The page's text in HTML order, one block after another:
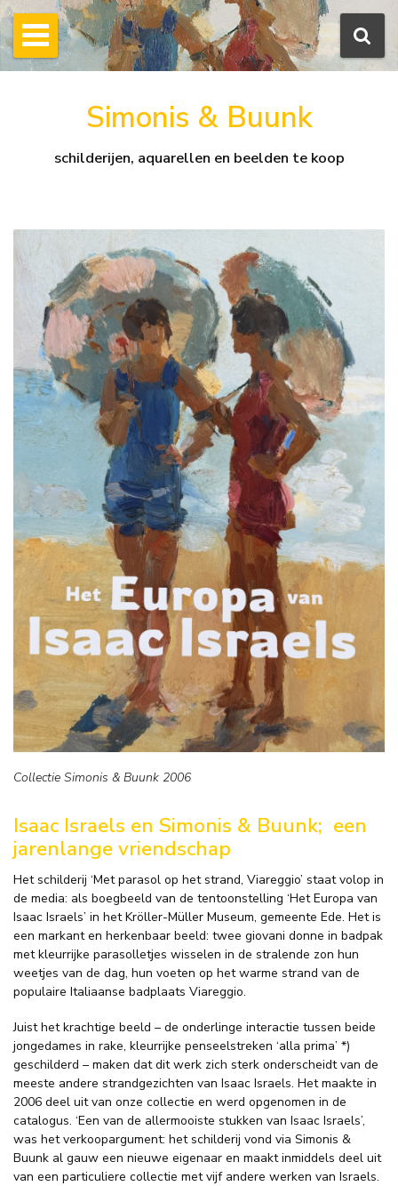
Simonis & Buunk
schilderijen, aquarellen en beelden te koop
Collectie Simonis & Buunk 2006
Isaac Israels en Simonis & Buunk; een
jarenlange vriendschap
Het schilderij ‘Met parasol op het strand, Viareggio’ staat volop in
de media: als boegbeeld van de tentoonstelling ‘Het Europa van
Isaac Israels’ in het Kröller-Müller Museum, gemeente Ede. Het is
een markant en herkenbaar beeld: twee giovani donne in badpak
met kleurrijke parasolletjes wisselen in de stralende zon hun
weetjes van de dag, hun voeten op het warme strand van de
populaire Italiaanse badplaats Viareggio.
Juist het krachtige beeld – de onderlinge interactie tussen beide
jongedames in rake, kleurrijke penseelstreken ‘alla prima’ *)
geschilderd – maken dat dit werk zich sterk onderscheidt van de
meeste andere strandgezichten van Isaac Israels. Het maakte in
2006 deel uit van onze collectie en werd opgenomen in de
catalogus. ‘Een van de allermooiste stukken van Isaac Israels’,
was het verkoopargument: het schilderij vond via Simonis &
Buunk al gauw een nieuwe eigenaar en maakt inmiddels deel uit
van een particuliere collectie met vijf andere werken van Israels.